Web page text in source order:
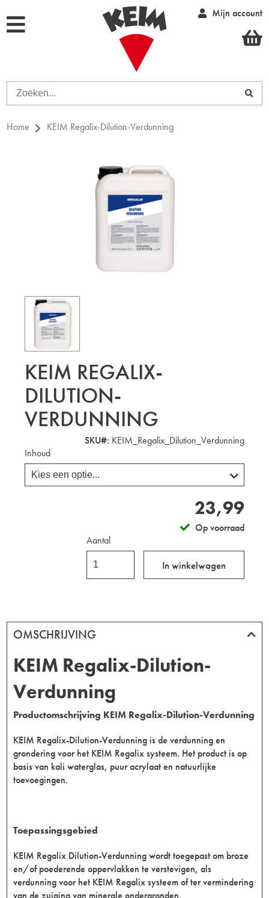
Mijn account
Home KEIM Regalix-Dilution-Verdunning
KEIM REGALIX-
DILUTION-
VERDUNNING
SKU#: KEIM_Regalix_Dilution_Verdunning
Inhoud
23,99
Op voorraad
Aantal
In winkelwagen
OMSCHRIJVING
KEIM Regalix-Dilution-
Verdunning
Productomschrijving KEIM Regalix-Dilution-Verdunning
KEIM Regalix-Dilution-Verdunning is de verdunning en
grondering voor het KEIM Regalix systeem. Het product is op
basis van kali waterglas, puur acrylaat en natuurlijke
toevoegingen.
Toepassingsgebied
KEIM Regalix Dilution-Verdunning wordt toegepast om broze
en/of poederende oppervlakken te verstevigen, als
verdunning voor het KEIM Regalix systeem of ter vermindering
van de zuiging van minerale ondergronden.